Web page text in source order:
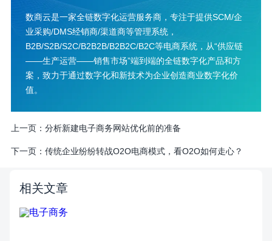
数商云是一家全链数字化运营服务商，专注于提供SCM/企
业采购/DMS经销商/渠道商等管理系统，
B2B/S2B/S2C/B2B2B/B2B2C/B2C等电商系统，从“供应链
——生产运营——销售市场”端到端的全链数字化产品和方
案，致力于通过数字化和新技术为企业创造商业数字化价
值。
上一页： 分析新建电子商务网站优化前的准备
下一页： 传统企业纷纷转战O2O电商模式，看O2O如何走心？
相关文章